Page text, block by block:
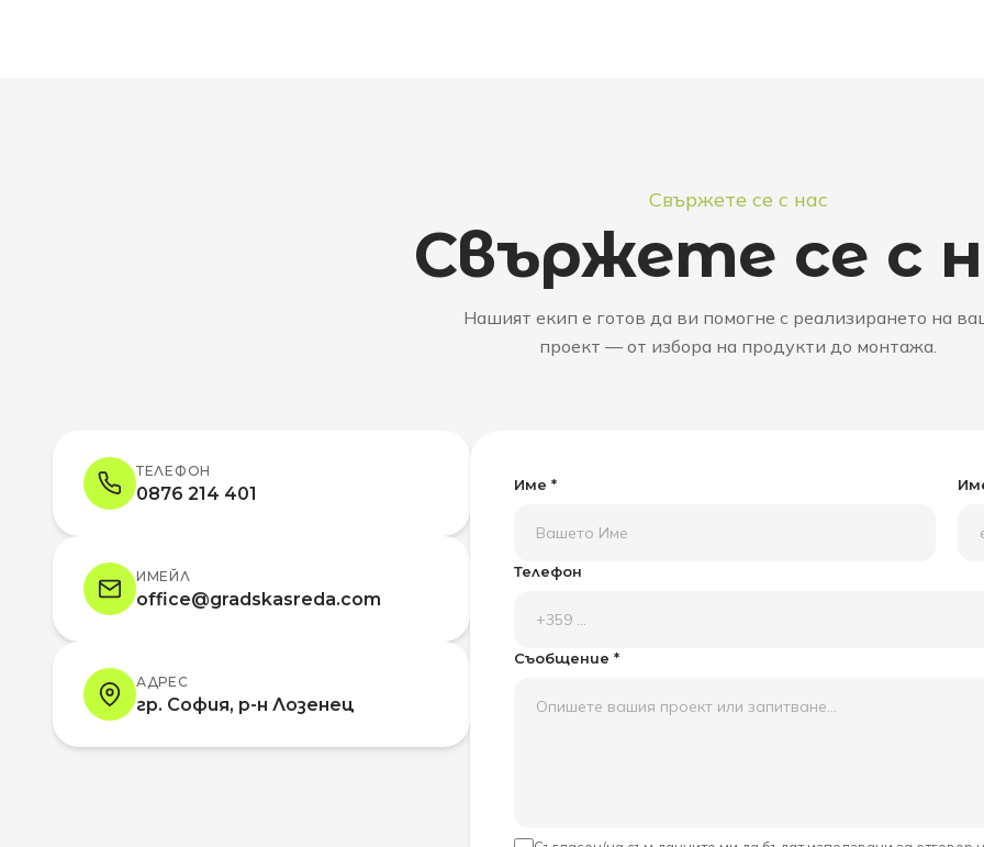
Свържете се с нас
Свържете се с
Нашият екип е готов да ви помогне с реализирането на
проект — от избора на продукти до монтажа.
ТЕЛЕФОН
0876 214 401
ИМЕЙЛ
office@gradskasreda.com
АДРЕС
гр. София, р-н Лозенец
Име *
Телефон
Съобщение *